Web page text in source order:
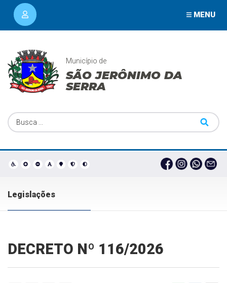
MENU
Município de
SÃO JERÔNIMO DA
SERRA
Legislações
DECRETO Nº 116/2026